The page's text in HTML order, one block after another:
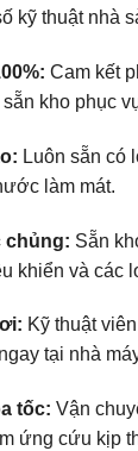
kỹ thuật nhà
Cam kết
kho phục
Luôn sẵn có
làm mát.
chủng: Sẵn
khiển và các
Kỹ thuật
tại nhà
tốc: Vận
ứng cứu kịp